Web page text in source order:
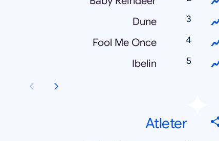
Dune
Fool Me Once
Ibelin
Atleter